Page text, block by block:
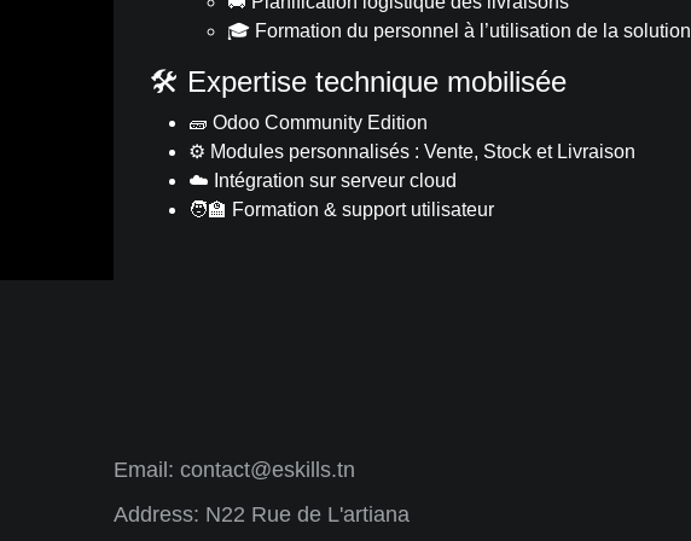
🎓 Formation du personnel à l’utilisation de la solution
🛠️ Expertise technique mobilisée
🧱 Odoo Community Edition
⚙️ Modules personnalisés : Vente, Stock et Livraison
☁️ Intégration sur serveur cloud
🧑‍🏫 Formation & support utilisateur
Email: contact@eskills.tn
Address: N22 Rue de L'artiana